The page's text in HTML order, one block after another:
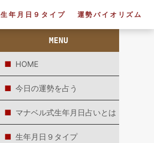
生年月日９タイプ 運勢バイオリズム
MENU
HOME
今日の運勢を占う
マナベル式生年月日占いとは
生年月日９タイプ